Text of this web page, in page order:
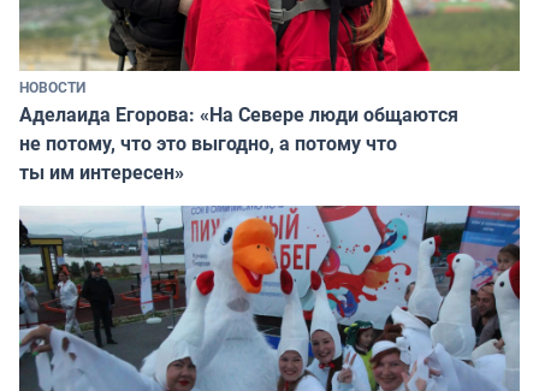
НОВОСТИ
Аделаида Егорова: «На Севере люди общаются
не потому, что это выгодно, а потому что
ты им интересен»